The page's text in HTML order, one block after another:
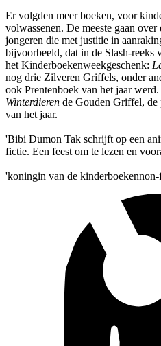
Er volgden meer boeken, voor
volwassenen. De meeste gaan
jongeren die met justitie in
bijvoorbeeld, dat in de Slash-reeks
het Kinderboekenweekgeschenk:
nog drie Zilveren Griffels, onder
ook Prentenboek van het jaar
Winterdieren de Gouden Griffel, de
van het jaar.
'Bibi Dumon Tak schrijft op een
fictie. Een feest om te lezen en
'koningin van de